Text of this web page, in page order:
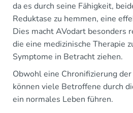
da es durch seine Fähigkeit,
Reduktase zu hemmen, eine
Dies macht AVodart besonders
die eine medizinische Therapie
Symptome in Betracht ziehen.
Obwohl eine Chronifizierung
können viele Betroffene durch
ein normales Leben führen.